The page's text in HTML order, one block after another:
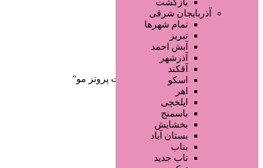
بازگشت
آذربایجان شرقی
تمام شهر‌ها
تبریز
آبش احمد
آذرشهر
آقکند
اسکو
اهر
ایلخچی
باسمنج
بخشایش
بستان آباد
بناب
ناب جدید
دسته‌بندی‌ها
/ محصولات برچسب خورده “بافت پروتز مو”